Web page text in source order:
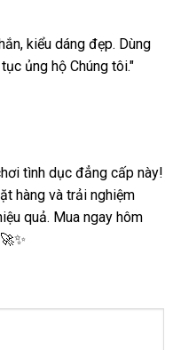
kiểu dáng đẹp. Dùng
ủng hộ Chúng tôi."
tình dục đẳng cấp này!
hàng và trải nghiệm
quả. Mua ngay hôm